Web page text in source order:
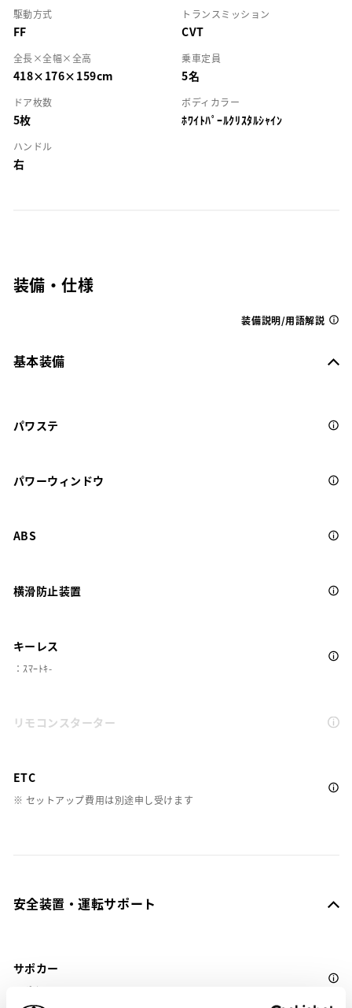
駆動方式
FF
トランスミッション
CVT
全長×全幅×全高
418×176×159cm
乗車定員
5名
ドア枚数
5枚
ボディカラー
ﾎﾜｲﾄﾊﾟｰﾙｸﾘｽﾀﾙｼｬｲﾝ
ハンドル
右
装備・仕様
装備説明/用語解説
基本装備
パワステ
パワーウィンドウ
ABS
横滑防止装置
キーレス
：ｽﾏｰﾄｷ-
リモコンスターター
ETC
※ セットアップ費用は別途申し受けます
安全装置・運転サポート
サポカー
サポカーS